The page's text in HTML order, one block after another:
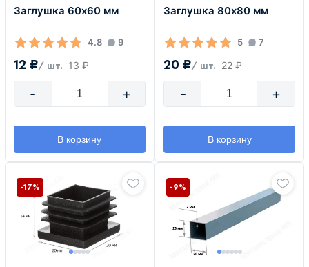
Заглушка 60х60 мм
4.8 9
12 ₽/ шт. 13 ₽
- +
В корзину
Заглушка 80х80 мм
5 7
20 ₽/ шт. 22 ₽
- +
В корзину
-17% -9%